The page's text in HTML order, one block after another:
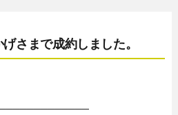
さまで成約しました。